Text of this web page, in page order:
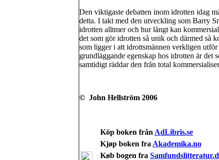
Den viktigaste debatten inom idrotten idag
detta. I takt med den utveckling som Barry
idrotten alltmer och hur långt kan
det som gör idrotten så unik och därmed så
som ligger i att idrottsmännen verkligen
grundläggande egenskap hos idrotten är det
samtidigt räddar den från total
© John Hellström 2006
Köp boken från AdLibris.se
Kjøp boken fra Akademika.no
Køb bogen fra